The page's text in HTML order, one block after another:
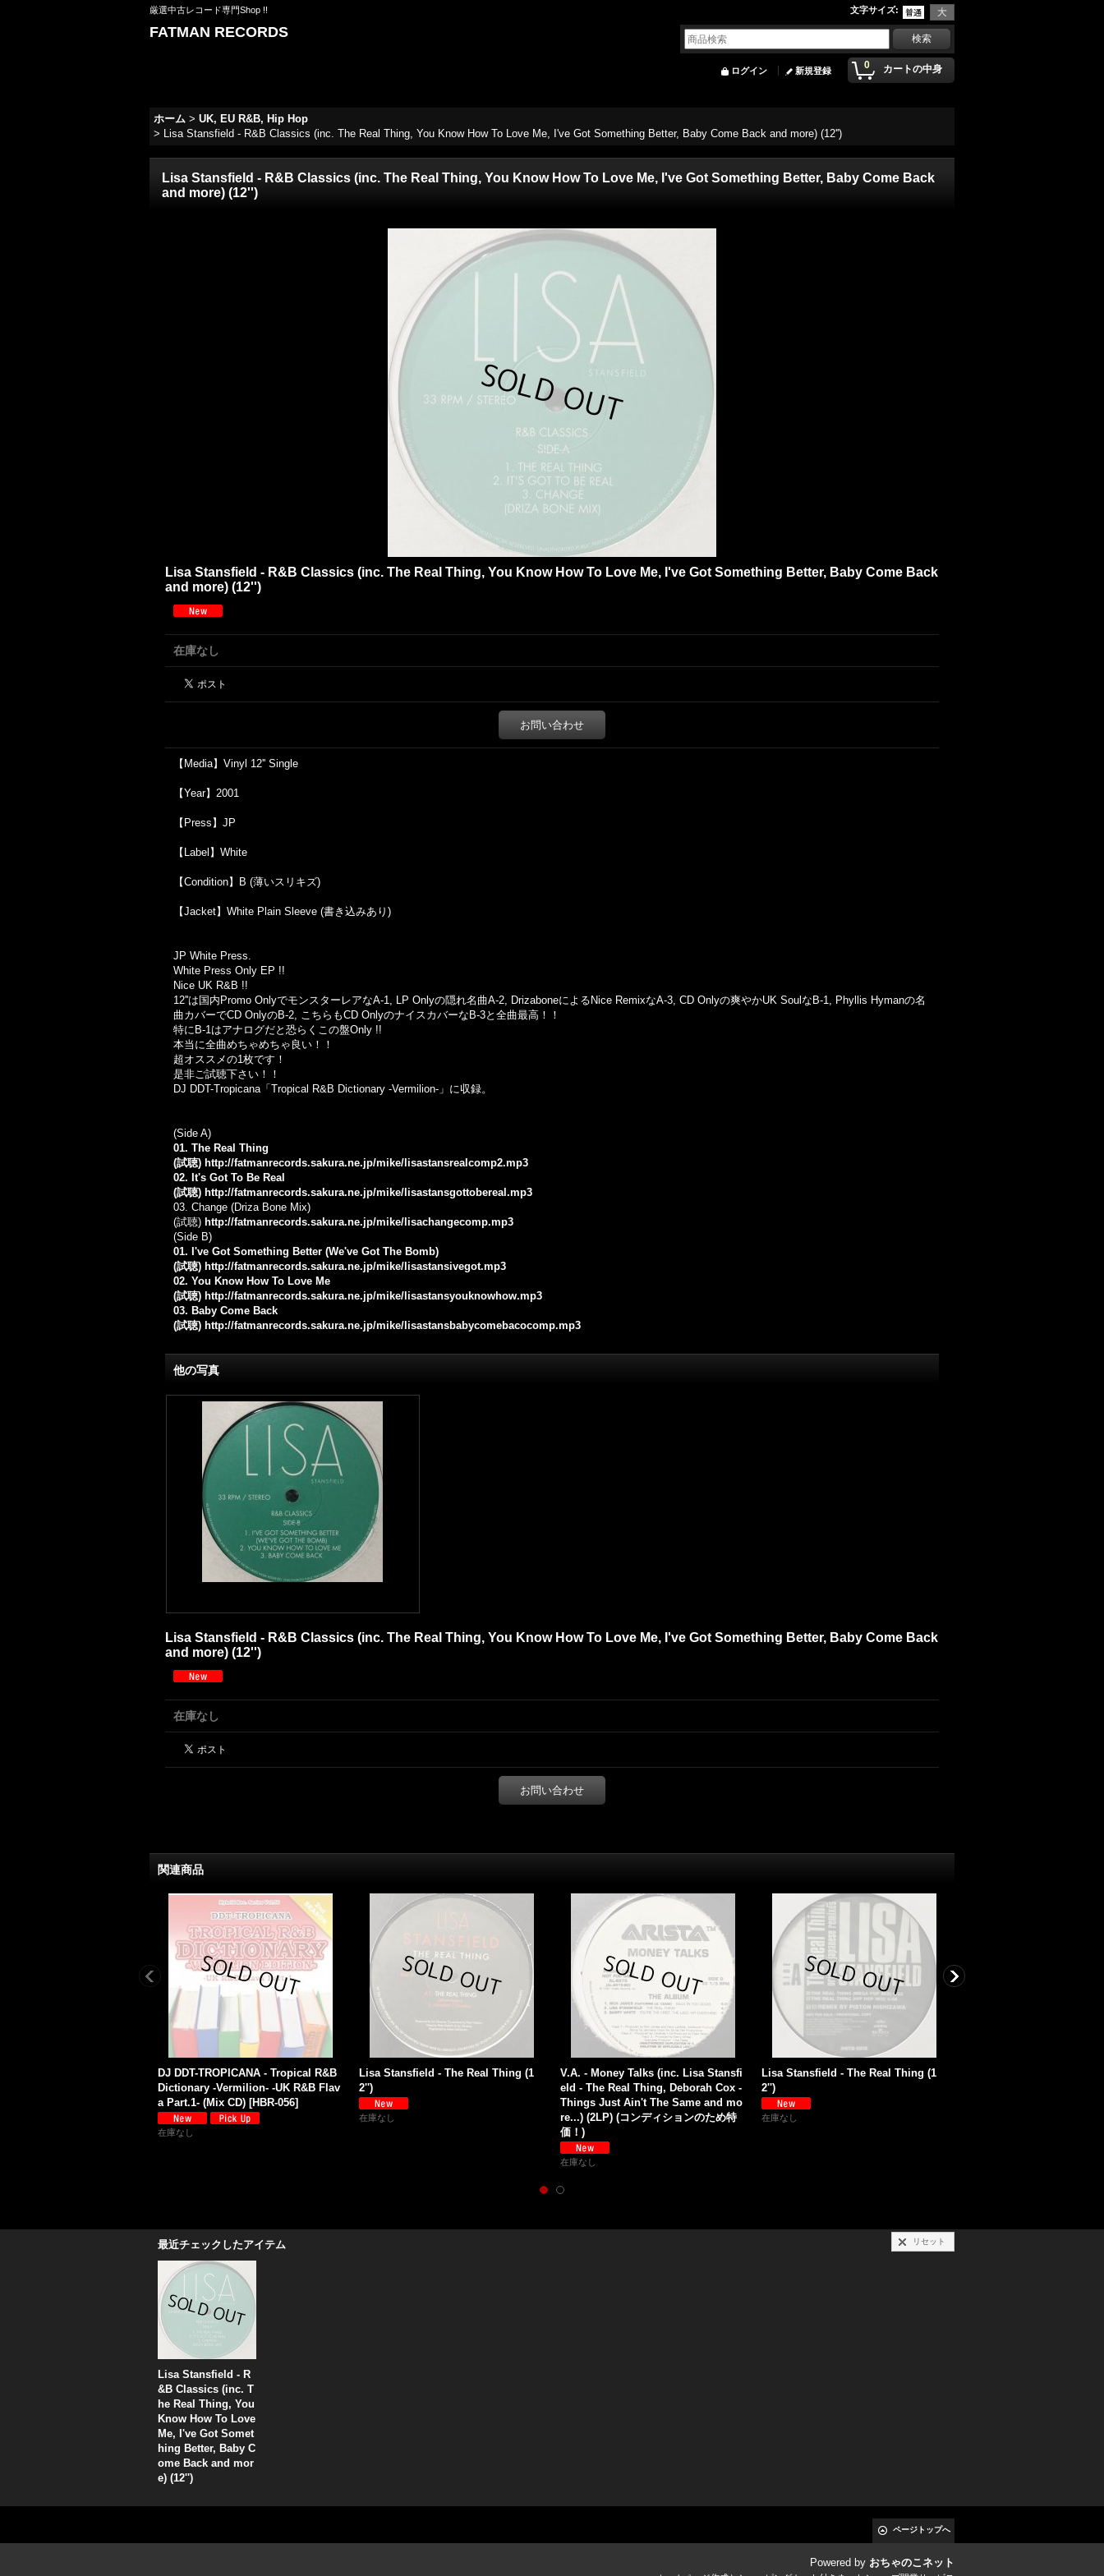
厳選中古レコード専門Shop !! 文字サイズ:
FATMAN RECORDS
0 カートの中身
ログイン 新規登録
ホーム > UK, EU R&B, Hip Hop
> Lisa Stansfield - R&B Classics (inc. The Real Thing, You Know How To Love Me, I've Got Something Better, Baby Come Back and more) (12'')
Lisa Stansfield - R&B Classics (inc. The Real Thing, You Know How To Love Me, I've Got Something Better, Baby Come Back
and more) (12'')
Lisa Stansfield - R&B Classics (inc. The Real Thing, You Know How To Love Me, I've Got Something Better, Baby Come Back
and more) (12'')
在庫なし
お問い合わせ
【Media】Vinyl 12'' Single
【Year】2001
【Press】JP
【Label】White
【Condition】B (薄いスリキズ)
【Jacket】White Plain Sleeve (書き込みあり)
JP White Press.
White Press Only EP !!
Nice UK R&B !!
12''は国内Promo OnlyでモンスターレアなA-1, LP Onlyの隠れ名曲A-2, DrizaboneによるNice RemixなA-3, CD Onlyの爽やかUK SoulなB-1, Phyllis Hymanの名
曲カバーでCD OnlyのB-2, こちらもCD OnlyのナイスカバーなB-3と全曲最高！！
特にB-1はアナログだと恐らくこの盤Only !!
本当に全曲めちゃめちゃ良い！！
超オススメの1枚です！
是非ご試聴下さい！！
DJ DDT-Tropicana「Tropical R&B Dictionary -Vermilion-」に収録。
(Side A)
01. The Real Thing
(試聴) http://fatmanrecords.sakura.ne.jp/mike/lisastansrealcomp2.mp3
02. It's Got To Be Real
(試聴) http://fatmanrecords.sakura.ne.jp/mike/lisastansgottobereal.mp3
03. Change (Driza Bone Mix)
(試聴) http://fatmanrecords.sakura.ne.jp/mike/lisachangecomp.mp3
(Side B)
01. I've Got Something Better (We've Got The Bomb)
(試聴) http://fatmanrecords.sakura.ne.jp/mike/lisastansivegot.mp3
02. You Know How To Love Me
(試聴) http://fatmanrecords.sakura.ne.jp/mike/lisastansyouknowhow.mp3
03. Baby Come Back
(試聴) http://fatmanrecords.sakura.ne.jp/mike/lisastansbabycomebacocomp.mp3
他の写真
Lisa Stansfield - R&B Classics (inc. The Real Thing, You Know How To Love Me, I've Got Something Better, Baby Come Back
and more) (12'')
在庫なし
お問い合わせ
関連商品
DJ DDT-TROPICANA - Tropical R&B
Dictionary -Vermilion- -UK R&B Flav
a Part.1- (Mix CD) [HBR-056]
在庫なし
Lisa Stansfield - The Real Thing (1
2'')
在庫なし
V.A. - Money Talks (inc. Lisa Stansfi
eld - The Real Thing, Deborah Cox -
Things Just Ain't The Same and mo
re...) (2LP) (コンディションのため特
価！)
在庫なし
Lisa Stansfield - The Real Thing (1
2'')
在庫なし
最近チェックしたアイテム リセット
Lisa Stansfield - R
&B Classics (inc. T
he Real Thing, You
Know How To Love
Me, I've Got Somet
hing Better, Baby C
ome Back and mor
e) (12'')
ページトップへ
Powered by おちゃのこネット